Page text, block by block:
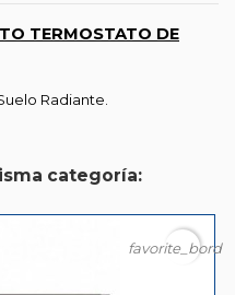
TERMOSTATO DE
Radiante.
categoría: